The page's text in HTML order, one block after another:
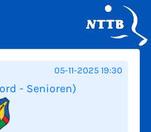
05-11-2025 19:30
- Senioren)